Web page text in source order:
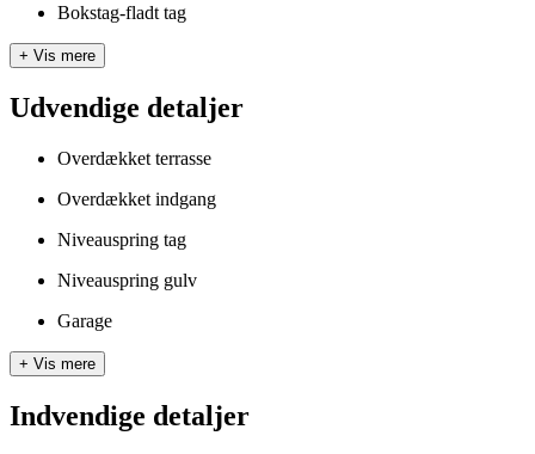
Bokstag-fladt tag
+ Vis mere
Udvendige detaljer
Overdækket terrasse
Overdækket indgang
Niveauspring tag
Niveauspring gulv
Garage
+ Vis mere
Indvendige detaljer